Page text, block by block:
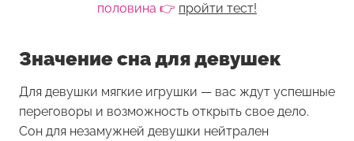
половина 👉 пройти тест!
Значение сна для девушек
Для девушки мягкие игрушки — вас ждут успешные
переговоры и возможность открыть свое дело.
Сон для незамужней девушки нейтрален